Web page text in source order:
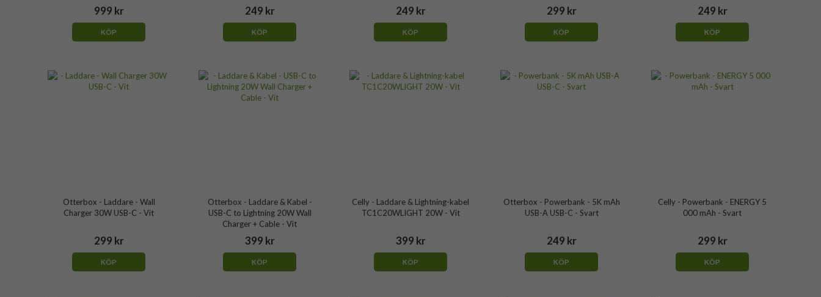
999 kr
KÖP
249 kr
KÖP
249 kr
KÖP
299 kr
KÖP
249 kr
KÖP
Otterbox - Laddare - Wall
Charger 30W USB-C - Vit
299 kr
KÖP
Otterbox - Laddare & Kabel -
USB-C to Lightning 20W Wall
Charger + Cable - Vit
399 kr
KÖP
Celly - Laddare & Lightning-kabel
TC1C20WLIGHT 20W - Vit
399 kr
KÖP
Otterbox - Powerbank - 5K mAh
USB-A USB-C - Svart
249 kr
KÖP
Celly - Powerbank - ENERGY 5
000 mAh - Svart
299 kr
KÖP